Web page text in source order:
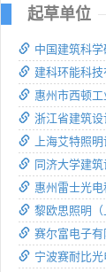
起草单位
中国建筑科
建科环能科技
惠州市西顿
浙江省建筑
上海艾特照
同济大学建
惠州雷士光
黎欧思照明
赛尔富电子有
宁波赛耐比